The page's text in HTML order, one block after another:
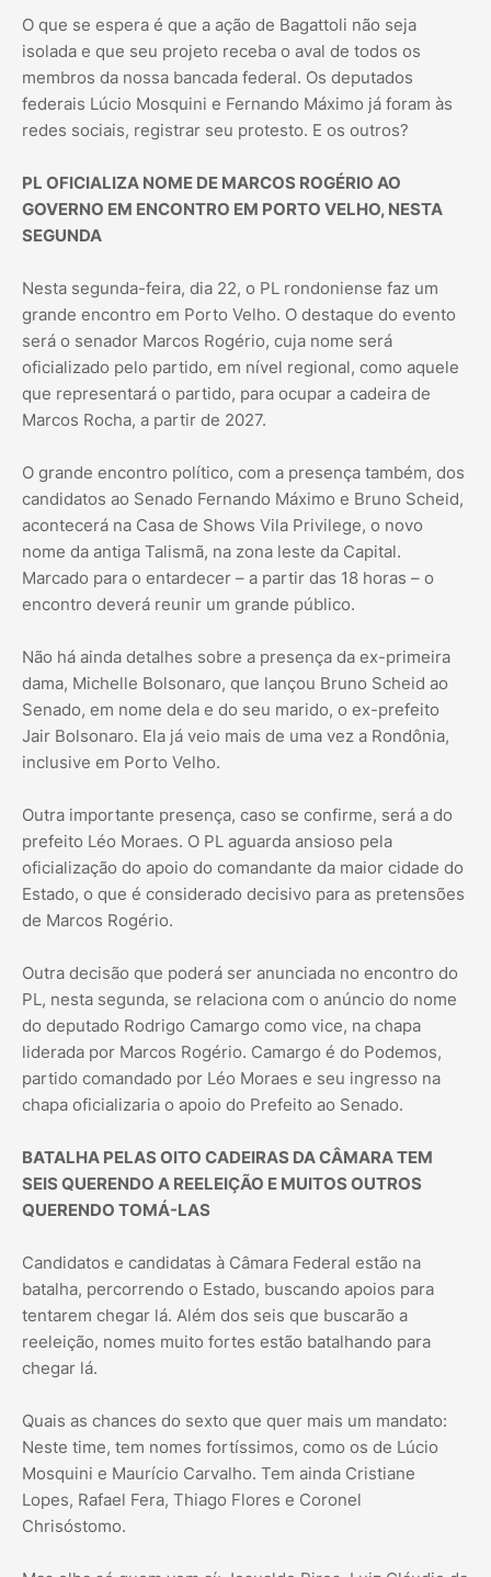
O que se espera é que a ação de Bagattoli não seja
isolada e que seu projeto receba o aval de todos os
membros da nossa bancada federal. Os deputados
federais Lúcio Mosquini e Fernando Máximo já foram às
redes sociais, registrar seu protesto. E os outros?
PL OFICIALIZA NOME DE MARCOS ROGÉRIO AO
GOVERNO EM ENCONTRO EM PORTO VELHO, NESTA
SEGUNDA
Nesta segunda-feira, dia 22, o PL rondoniense faz um
grande encontro em Porto Velho. O destaque do evento
será o senador Marcos Rogério, cuja nome será
oficializado pelo partido, em nível regional, como aquele
que representará o partido, para ocupar a cadeira de
Marcos Rocha, a partir de 2027.
O grande encontro político, com a presença também, dos
candidatos ao Senado Fernando Máximo e Bruno Scheid,
acontecerá na Casa de Shows Vila Privilege, o novo
nome da antiga Talismã, na zona leste da Capital.
Marcado para o entardecer – a partir das 18 horas – o
encontro deverá reunir um grande público.
Não há ainda detalhes sobre a presença da ex-primeira
dama, Michelle Bolsonaro, que lançou Bruno Scheid ao
Senado, em nome dela e do seu marido, o ex-prefeito
Jair Bolsonaro. Ela já veio mais de uma vez a Rondônia,
inclusive em Porto Velho.
Outra importante presença, caso se confirme, será a do
prefeito Léo Moraes. O PL aguarda ansioso pela
oficialização do apoio do comandante da maior cidade do
Estado, o que é considerado decisivo para as pretensões
de Marcos Rogério.
Outra decisão que poderá ser anunciada no encontro do
PL, nesta segunda, se relaciona com o anúncio do nome
do deputado Rodrigo Camargo como vice, na chapa
liderada por Marcos Rogério. Camargo é do Podemos,
partido comandado por Léo Moraes e seu ingresso na
chapa oficializaria o apoio do Prefeito ao Senado.
BATALHA PELAS OITO CADEIRAS DA CÂMARA TEM
SEIS QUERENDO A REELEIÇÃO E MUITOS OUTROS
QUERENDO TOMÁ-LAS
Candidatos e candidatas à Câmara Federal estão na
batalha, percorrendo o Estado, buscando apoios para
tentarem chegar lá. Além dos seis que buscarão a
reeleição, nomes muito fortes estão batalhando para
chegar lá.
Quais as chances do sexto que quer mais um mandato:
Neste time, tem nomes fortíssimos, como os de Lúcio
Mosquini e Maurício Carvalho. Tem ainda Cristiane
Lopes, Rafael Fera, Thiago Flores e Coronel
Chrisóstomo.